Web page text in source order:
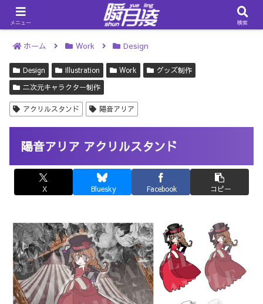
ホーム Work Design
Design Illustration Work
グッズ制作
二次元キャラクター制作
アクリルスタンド 陽音アリア
陽音アリア アクリルスタンド
X Bluesky Facebook コピー
メニュー 検索